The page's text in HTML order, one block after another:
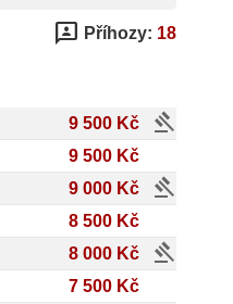
3p Příhozy: 18
9 500 Kč gavel
9 500 Kč
9 000 Kč gavel
8 500 Kč
8 000 Kč gavel
7 500 Kč